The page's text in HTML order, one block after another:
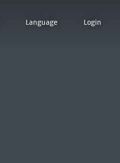
Language Login